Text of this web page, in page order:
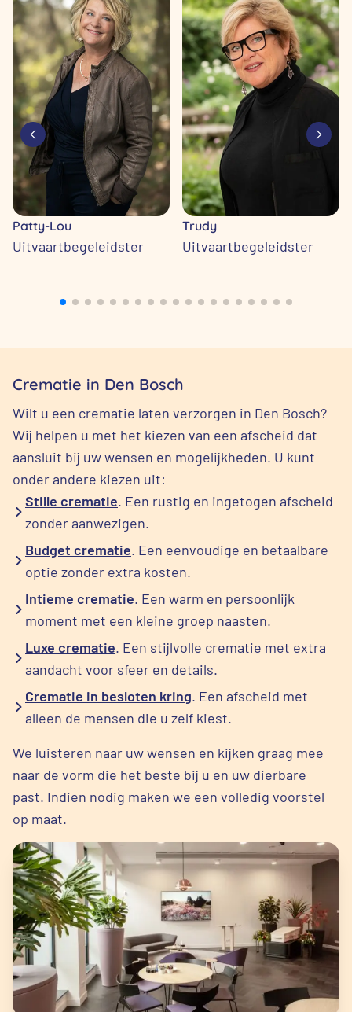
Patty-Lou
Uitvaartbegeleidster
Trudy
Uitvaartbegeleidster
Crematie in Den Bosch
Wilt u een crematie laten verzorgen in Den Bosch?
Wij helpen u met het kiezen van een afscheid dat
aansluit bij uw wensen en mogelijkheden. U kunt
onder andere kiezen uit:
Stille crematie. Een rustig en ingetogen afscheid
zonder aanwezigen.
Budget crematie. Een eenvoudige en betaalbare
optie zonder extra kosten.
Intieme crematie. Een warm en persoonlijk
moment met een kleine groep naasten.
Luxe crematie. Een stijlvolle crematie met extra
aandacht voor sfeer en details.
Crematie in besloten kring. Een afscheid met
alleen de mensen die u zelf kiest.
We luisteren naar uw wensen en kijken graag mee
naar de vorm die het beste bij u en uw dierbare
past. Indien nodig maken we een volledig voorstel
op maat.